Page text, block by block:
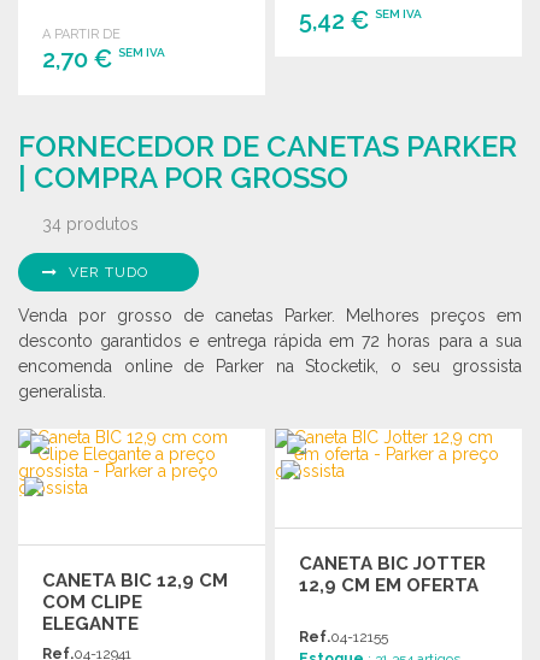
A PARTIR DE
2,70 € SEM IVA
Solicitar um orçamento
5,42 €SEM IVA
FORNECEDOR DE CANETAS PARKER
| COMPRA POR GROSSO
34 produtos
VER TUDO
Venda por grosso de canetas Parker. Melhores preços em
desconto garantidos e entrega rápida em 72 horas para a sua
encomenda online de Parker na Stocketik, o seu grossista
generalista.
CANETA BIC 12,9 CM
COM CLIPE
ELEGANTE
Ref.04-12941
CANETA BIC JOTTER
12,9 CM EM OFERTA
Ref.04-12155